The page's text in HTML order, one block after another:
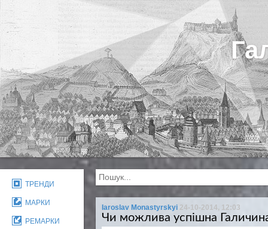
ТРЕНДИ
МАРКИ
РЕМАРКИ
Iaroslav Monastyrskyi 24-10-2014, 12:03
Чи можлива успішна